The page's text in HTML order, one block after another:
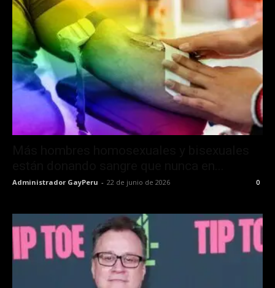
Administrador GayPeru - 22 de junio de 2026 0